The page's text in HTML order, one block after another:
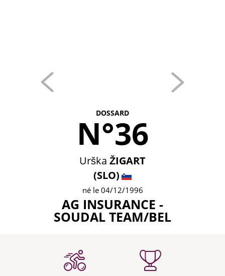
DOSSARD
N°36
Urška ŽIGART
(SLO)
né le 04/12/1996
AG INSURANCE -
SOUDAL TEAM/BEL